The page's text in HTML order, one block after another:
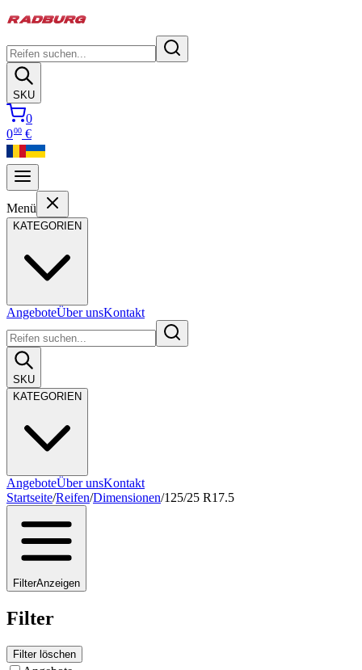
SKU
0
000 €
Menü
KATEGORIEN
AngeboteÜber unsKontakt
SKU
KATEGORIEN
AngeboteÜber unsKontakt
Startseite/Reifen/Dimensionen/125/25 R17.5
FilterAnzeigen
Filter
Filter löschen